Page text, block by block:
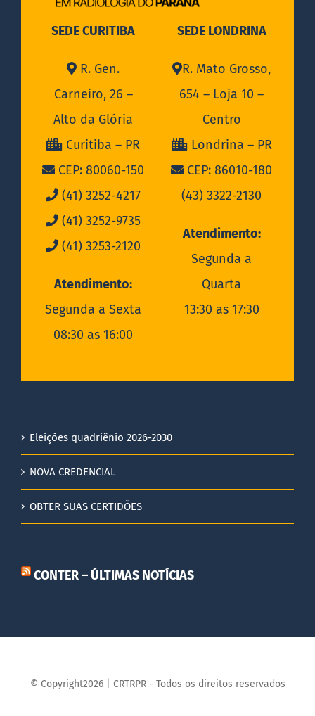
SEDE CURITIBA
R. Gen.
Carneiro, 26 –
Alto da Glória
Curitiba – PR
CEP: 80060-150
(41) 3252-4217
(41) 3252-9735
(41) 3253-2120
Atendimento:
Segunda a Sexta
08:30 as 16:00
SEDE LONDRINA
R. Mato Grosso,
654 – Loja 10 –
Centro
Londrina – PR
CEP: 86010-180
(43) 3322-2130
Atendimento:
Segunda a
Quarta
13:30 as 17:30
Eleições quadriênio 2026-2030
NOVA CREDENCIAL
OBTER SUAS CERTIDÕES
CONTER – ÚLTIMAS NOTÍCIAS
© Copyright2026 | CRTRPR - Todos os direitos reservados